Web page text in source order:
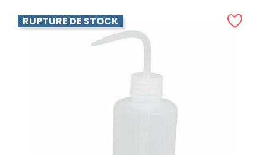
RUPTURE DE STOCK